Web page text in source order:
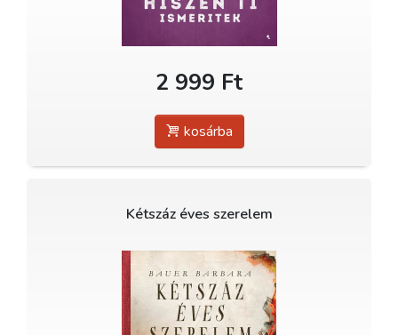
2 999 Ft
kosárba
Kétszáz éves szerelem